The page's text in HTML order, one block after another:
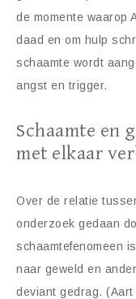
de momente waarop
daad en om hulp
schaamte wordt
angst en trigger.
Schaamte en
met elkaar
Over de relatie
onderzoek gedaan
schaamtefenomeen
naar geweld en
deviant gedrag.